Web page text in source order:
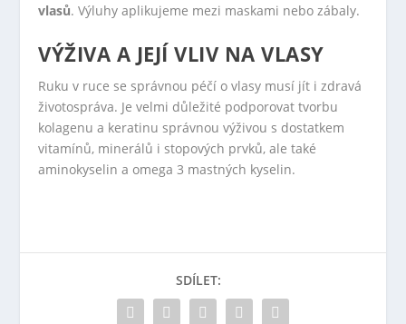
vlasů. Výluhy aplikujeme mezi maskami nebo zábaly.
VÝŽIVA A JEJÍ VLIV NA VLASY
Ruku v ruce se správnou péčí o vlasy musí jít i zdravá
životospráva. Je velmi důležité podporovat tvorbu
kolagenu a keratinu správnou výživou s dostatkem
vitamínů, minerálů i stopových prvků, ale také
aminokyselin a omega 3 mastných kyselin.
SDÍLET: